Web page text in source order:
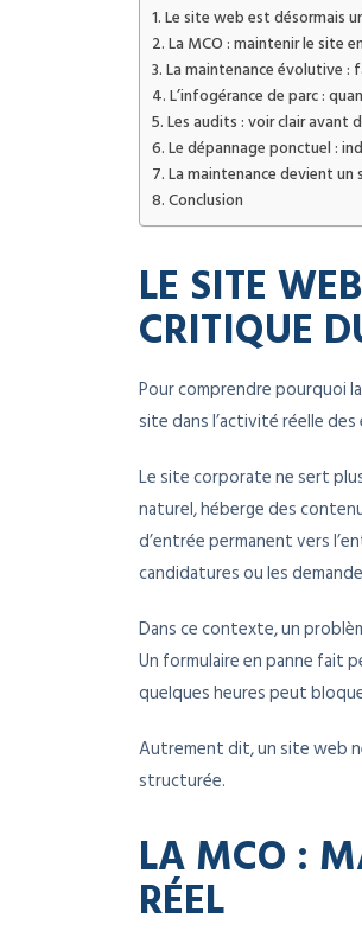
Le site web est désormais
La MCO : maintenir le site
La maintenance évolutive :
L’infogérance de parc :
Les audits : voir clair avant
Le dépannage ponctuel :
La maintenance devient
Conclusion
LE SITE
CRITIQUE
Pour comprendre pourquoi
site dans l’activité réelle
Le site corporate ne sert
naturel, héberge des
d’entrée permanent vers
candidatures ou les
Dans ce contexte, un
Un formulaire en panne fait
quelques heures peut
Autrement dit, un site web
structurée.
LA MCO :
RÉEL